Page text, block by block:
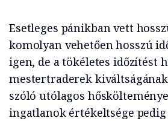
Esetleges pánikban vett
komolyan vehetően hosszú
igen, de a tökéletes időzítést
mestertraderek
szóló utólagos
ingatlanok értékeltsége